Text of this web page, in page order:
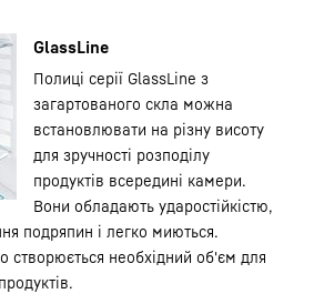
GlassLine
Полиці серії GlassLine з
загартованого скла можна
встановлювати на різну висоту
для зручності розподілу
продуктів всередині камери.
Вони обладають ударостійкістю,
подряпин і легко миються.
створюється необхідний об'єм для